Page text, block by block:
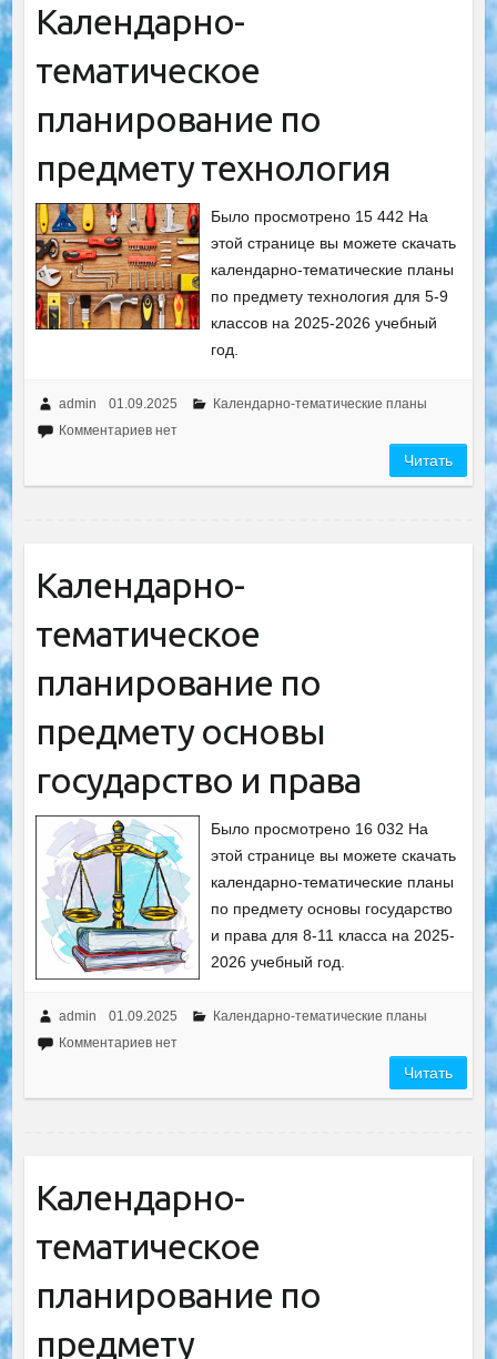
Календарно-
тематическое
планирование по
предмету технология
Было просмотрено 15 442 На
этой странице вы можете скачать
календарно-тематические планы
по предмету технология для 5-9
классов на 2025-2026 учебный
год.
admin 01.09.2025
Календарно-тематические планы
Комментариев нет
Читать
Календарно-
тематическое
планирование по
предмету основы
государство и права
Было просмотрено 16 032 На
этой странице вы можете скачать
календарно-тематические планы
по предмету основы государство
и права для 8-11 класса на 2025-
2026 учебный год.
admin 01.09.2025
Календарно-тематические планы
Комментариев нет
Читать
Календарно-
тематическое
планирование по
предмету